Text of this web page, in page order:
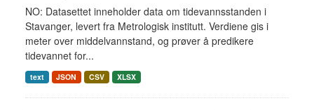
NO: Datasettet inneholder data om tidevannsstanden i
Stavanger, levert fra Metrologisk institutt. Verdiene gis i
meter over middelvannstand, og prøver å predikere
tidevannet for...
text JSON CSV XLSX